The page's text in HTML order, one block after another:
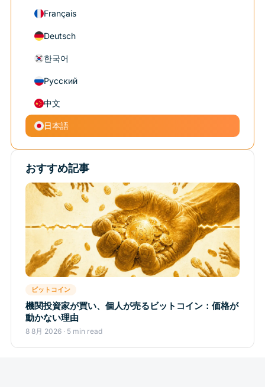
Français
Deutsch
한국어
Русский
中文
日本語
おすすめ記事
ビットコイン
機関投資家が買い、個人が売るビットコイン：価格が
動かない理由
8 8月 2026 · 5 min read